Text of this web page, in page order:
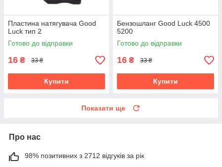
Пластина натягувача Good
Luck тип 2
Готово до відправки
16 ₴ 33 ₴
Купити
Бензошланг Good Luck 4500
5200
Готово до відправки
16 ₴ 33 ₴
Купити
Показати ще
Про нас
98% позитивних з 2712 відгуків за рік